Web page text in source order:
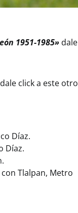
1951-1985» dale
dale click a este otro
Díaz.
Díaz.
con Tlalpan, Metro